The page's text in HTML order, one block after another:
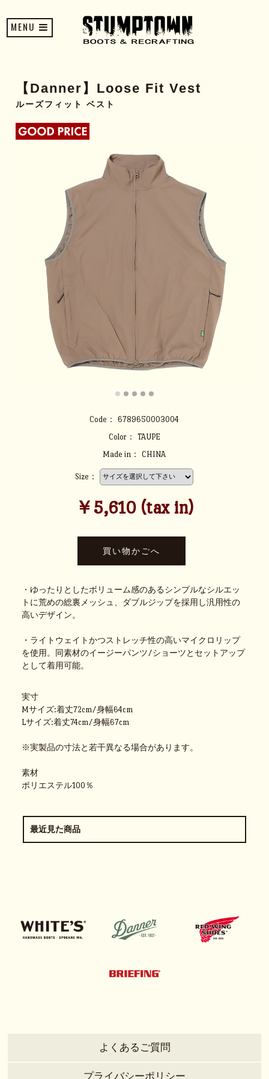
MENU
【Danner】Loose Fit Vest
ルーズフィット ベスト
Code：
6789650003004
Color：
TAUPE
Made in：
CHINA
Size：
￥5,610 (tax in)
・ゆったりとしたボリューム感のあるシンプルなシルエッ
トに荒めの総裏メッシュ、ダブルジップを採用し汎用性の
高いデザイン。
・ライトウェイトかつストレッチ性の高いマイクロリップ
を使用。同素材のイージーパンツ/ショーツとセットアップ
として着用可能。
実寸
Mサイズ:着丈72cm/身幅64cm
Lサイズ:着丈74cm/身幅67cm
※実製品の寸法と若干異なる場合があります。
素材
ポリエステル100％
最近見た商品
よくあるご質問
プライバシーポリシー